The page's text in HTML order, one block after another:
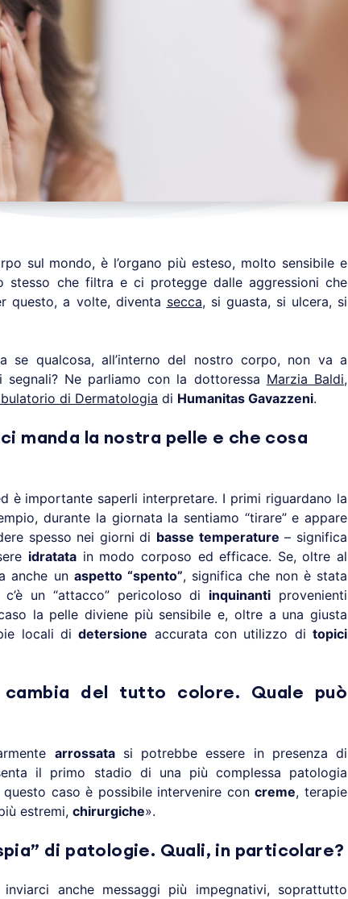
sul mondo, è l’organo più esteso, molto sensibile e
che filtra e ci protegge dalle aggressioni che
questo, a volte, diventa secca, si guasta, si ulcera, si
se qualcosa, all’interno del nostro corpo, non va a
segnali? Ne parliamo con la dottoressa Marzia Baldi,
di Dermatologia di Humanitas Gavazzeni.
manda la nostra pelle e che cosa
è importante saperli interpretare. I primi riguardano la
durante la giornata la sentiamo “tirare” e appare
spesso nei giorni di basse temperature – significa
idratata in modo corposo ed efficace. Se, oltre al
anche un aspetto “spento”, significa che non è stata
un “attacco” pericoloso di inquinanti provenienti
la pelle diviene più sensibile e, oltre a una giusta
locali didetersione accurata con utilizzo ditopici
del tutto colore. Quale può
arrossatasi potrebbe essere in presenza di
il primo stadio di una più complessa patologia
questo caso è possibile intervenire concreme, terapie
estremi, chirurgiche».
di patologie. Quali, in particolare?
anche messaggi più impegnativi, soprattutto